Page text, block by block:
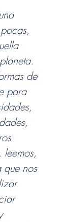
de
para
que nos